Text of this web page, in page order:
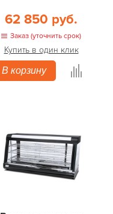
62 850 руб.
Заказ (уточнить срок)
Купить в один клик
В корзину